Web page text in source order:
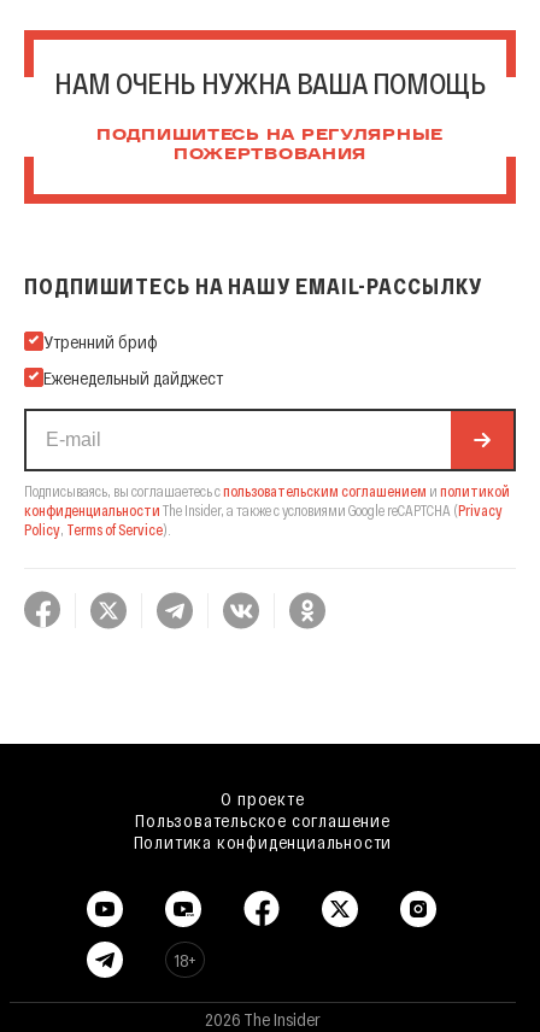
НАМ ОЧЕНЬ НУЖНА ВАША ПОМОЩЬ
ПОДПИШИТЕСЬ НА РЕГУЛЯРНЫЕ
ПОЖЕРТВОВАНИЯ
ПОДПИШИТЕСЬ НА НАШУ EMAIL-РАССЫЛКУ
Подпишитесь на нашу Email-рассылку
Утренний бриф
Еженедельный дайджест
Подписываясь, вы соглашаетесь спользовательским соглашением и политикой
конфиденциальности The Insider, а также с условиями Google reCAPTCHA (Privacy
Policy Terms of Service).
О проекте
Пользовательское соглашение
Политика конфиденциальности
18+
2026 The Insider